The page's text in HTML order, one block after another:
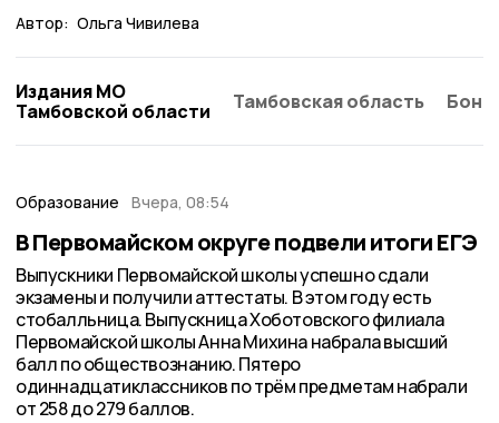
Автор: Ольга Чивилева
Издания МО
Тамбовской области
Тамбовская область
Образование Вчера, 08:54
В Первомайском округе подвели итоги ЕГЭ
Выпускники Первомайской школы успешно сдали
экзамены и получили аттестаты. В этом году есть
стобалльница. Выпускница Хоботовского филиала
Первомайской школы Анна Михина набрала высший
балл по обществознанию. Пятеро
одиннадцатиклассников по трём предметам набрали
от 258 до 279 баллов.